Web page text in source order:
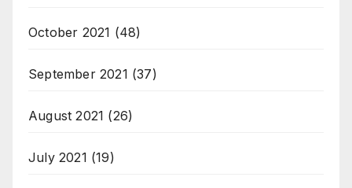
October 2021 (48)
September 2021 (37)
August 2021 (26)
July 2021 (19)